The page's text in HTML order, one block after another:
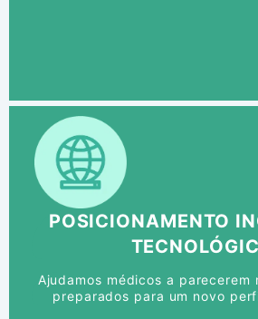
POSICIONAMENTO
Ajudamos médicos a parecerem
preparados para um novo